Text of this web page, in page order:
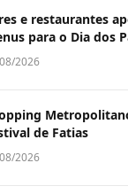
e restaurantes
para o Dia dos
2026
de Fatias
2026